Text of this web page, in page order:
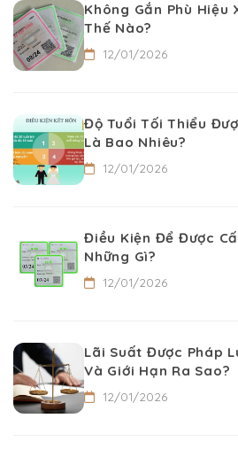
Không Gắn Phù Hiệu
Thế Nào?
12/01/2026
Độ Tuổi Tối Thiểu
Là Bao Nhiêu?
12/01/2026
Điều Kiện Để Được
Những Gì?
12/01/2026
Lãi Suất Được Pháp
Và Giới Hạn Ra Sao?
12/01/2026